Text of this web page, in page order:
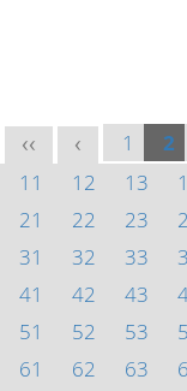
<< < 1 2
11
12 13
21
22 23
31
32 33
41
42 43
51
52 53
61
62 63